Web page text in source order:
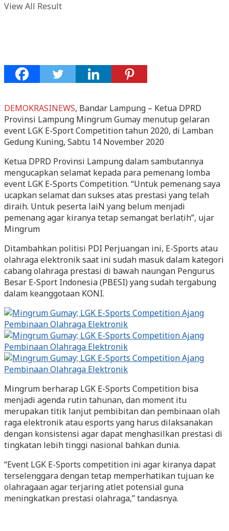
View All Result
DEMOKRASINEWS, Bandar Lampung – Ketua DPRD
Provinsi Lampung Mingrum Gumay menutup gelaran
event LGK E-Sport Competition tahun 2020, di Lamban
Gedung Kuning, Sabtu 14 November 2020
Ketua DPRD Provinsi Lampung dalam sambutannya
mengucapkan selamat kepada para pemenang lomba
event LGK E-Sports Competition. “Untuk pemenang saya
ucapkan selamat dan sukses atas prestasi yang telah
diraih. Untuk peserta laiN yang belum menjadi
pemenang agar kiranya tetap semangat berlatih”, ujar
Mingrum
Ditambahkan politisi PDI Perjuangan ini, E-Sports atau
olahraga elektronik saat ini sudah masuk dalam kategori
cabang olahraga prestasi di bawah naungan Pengurus
Besar E-Sport Indonesia (PBESI) yang sudah tergabung
dalam keanggotaan KONI.
Mingrum berharap LGK E-Sports Competition bisa
menjadi agenda rutin tahunan, dan moment itu
merupakan titik lanjut pembibitan dan pembinaan olah
raga elektronik atau esports yang harus dilaksanakan
dengan konsistensi agar dapat menghasilkan prestasi di
tingkatan lebih tinggi nasional bahkan dunia.
“Event LGK E-Sports competition ini agar kiranya dapat
terselenggara dengan tetap memperhatikan tujuan ke
olahragaan agar terjaring atlet potensial guna
meningkatkan prestasi olahraga,” tandasnya.